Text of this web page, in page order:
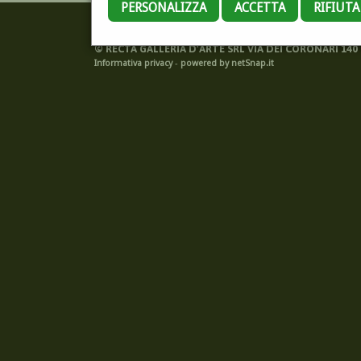
PERSONALIZZA ACCETTA
©RECTA GALLERIA D'ARTE SRL VIA DEI CORONARI
Informativa privacy- powered by netSnap.it